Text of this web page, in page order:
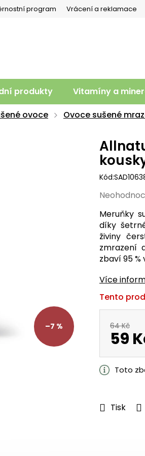
program Vrácení a reklamace
produkty Vitamíny a
ovoce Ovoce sušené
–7 %
Meruňky
díky
živiny
zmrazení
zbaví 95 %
Více
Tisk
Tento
Kód:
Průměrné
produktu
je
0,0
z
5
hvězdiček.
64 Kč
59
Toto